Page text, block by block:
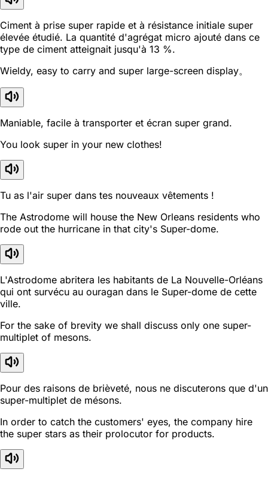
Ciment à prise super rapide et à résistance initiale super
élevée étudié. La quantité d'agrégat micro ajouté dans ce
type de ciment atteignait jusqu'à 13 %.
Wieldy, easy to carry and super large-screen display。
Maniable, facile à transporter et écran super grand.
You look super in your new clothes!
Tu as l'air super dans tes nouveaux vêtements !
The Astrodome will house the New Orleans residents who
rode out the hurricane in that city's Super-dome.
L'Astrodome abritera les habitants de La Nouvelle-Orléans
qui ont survécu au ouragan dans le Super-dome de cette
ville.
For the sake of brevity we shall discuss only one super-
multiplet of mesons.
Pour des raisons de brièveté, nous ne discuterons que d'un
super-multiplet de mésons.
In order to catch the customers' eyes, the company hire
the super stars as their prolocutor for products.